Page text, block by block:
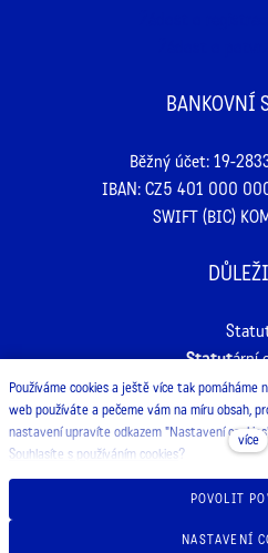
BANKOVNÍ
Běžný účet: 19-
IBAN: CZ5 401 000
SWIFT (BIC)
Statutární
Výroční
Pro
Používáme cookiesa ještě více tak pomáháme
web používáte a pečeme vám na míru obsah,
nastavení upravíte odkazem "Nastavení
Souhlasíte s používáním cookies?
více
POVOLIT
NASTAVENÍ